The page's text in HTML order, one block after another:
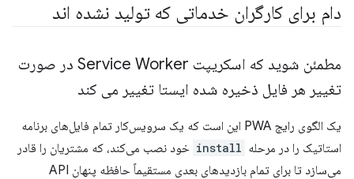
دام برای کارگران خدماتی که تولید نشده اند
مطمئن شوید که اسکریپت Service Worker در صورت
تغییر هر فایل ذخیره شده ایستا تغییر می کند
یک الگوی رایج PWA این است که یک سرویس‌کار تمام فایل‌های برنامه
استاتیک را در مرحله install خود نصب می‌کند، که مشتریان را قادر
می‌سازد تا برای تمام بازدیدهای بعدی مستقیماً حافظه پنهان API